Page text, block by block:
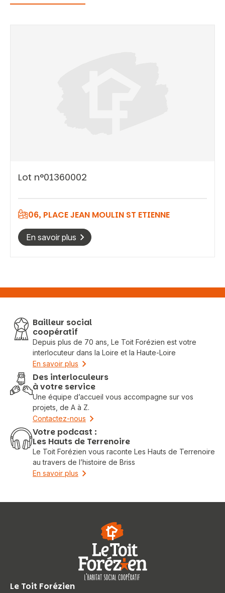
Vous recherchez&nbsp;:
Rechercher
Lot n°01360002
06, PLACE JEAN MOULIN ST ETIENNE
En savoir plus
Bailleur social
coopératif
Depuis plus de 70 ans, Le Toit Forézien est votre
interlocuteur dans la Loire et la Haute-Loire
En savoir plus
Des interloculeurs
à votre service
Une équipe d’accueil vous accompagne sur vos
projets, de A à Z.
Contactez-nous
Votre podcast :
Les Hauts de Terrenoire
Le Toit Forézien vous raconte Les Hauts de Terrenoire
au travers de l’histoire de Briss
En savoir plus
Le Toit Forézien